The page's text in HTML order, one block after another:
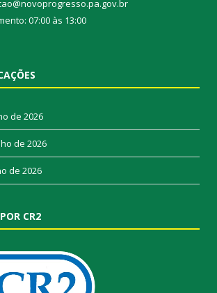
07:00 às 13:00
de 2026
de 2026
de 2026
CR2